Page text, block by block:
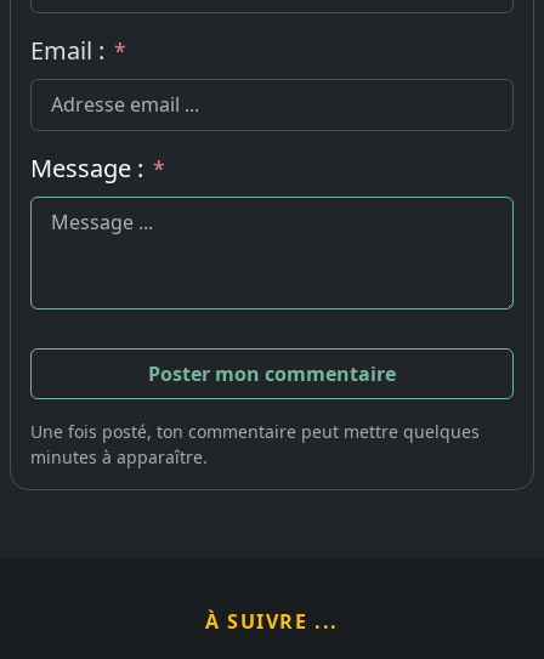
Email : *
Message : *
Une fois posté, ton commentaire peut mettre quelques
minutes à apparaître.
À SUIVRE ...